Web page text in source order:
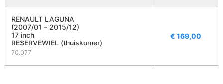
RENAULT LAGUNA
(2007/01 – 2015/12)
17 inch
RESERVEWIEL (thuiskomer)
70.077
€ 169,00